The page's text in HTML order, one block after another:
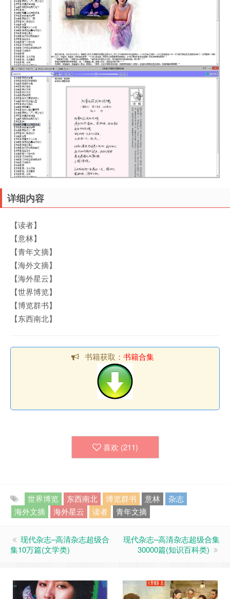
详细内容
【读者】
【意林】
【青年文摘】
【海外文摘】
【海外星云】
【世界博览】
【博览群书】
【东西南北】
书籍获取： 书籍合集
喜欢 (211)
世界博览 东西南北 博览群书 意林
杂志
海外文摘
海外星云 读者 青年文摘
现代杂志–高清杂志超级合
集10万篇(文学类)
现代杂志–高清杂志超级合集
30000篇(知识百科类)